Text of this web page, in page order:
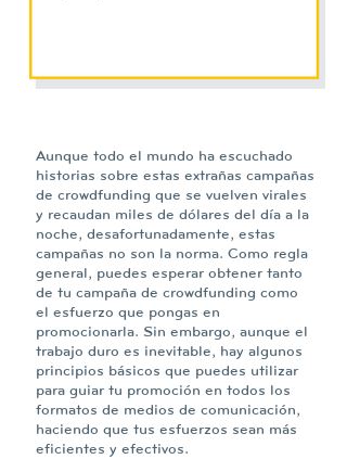
Aunque todo el mundo ha escuchado
historias sobre estas extrañas campañas
de crowdfunding que se vuelven virales
y recaudan miles de dólares del día a la
noche, desafortunadamente, estas
campañas no son la norma. Como regla
general, puedes esperar obtener tanto
de tu campaña de crowdfunding como
el esfuerzo que pongas en
promocionarla. Sin embargo, aunque el
trabajo duro es inevitable, hay algunos
principios básicos que puedes utilizar
para guiar tu promoción en todos los
formatos de medios de comunicación,
haciendo que tus esfuerzos sean más
eficientes y efectivos.